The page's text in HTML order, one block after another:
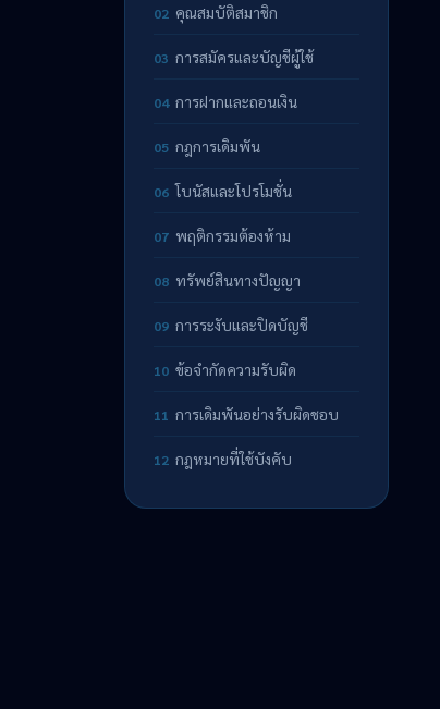
02 คุณสมบัติสมาชิก
03 การสมัครและบัญชีผู้ใช้
04 การฝากและถอนเงิน
05 กฎการเดิมพัน
06 โบนัสและโปรโมชั่น
07 พฤติกรรมต้องห้าม
08 ทรัพย์สินทางปัญญา
09 การระงับและปิดบัญชี
10 ข้อจำกัดความรับผิด
11 การเดิมพันอย่างรับผิดชอบ
12 กฎหมายที่ใช้บังคับ